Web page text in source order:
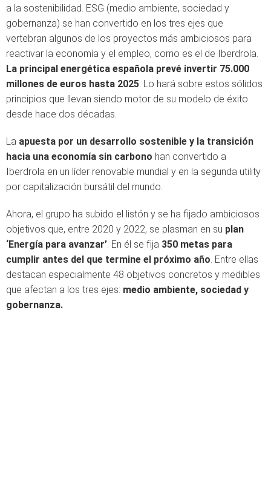
a la sostenibilidad. ESG (medio ambiente, sociedad y
gobernanza) se han convertido en los tres ejes que
vertebran algunos de los proyectos más ambiciosos para
reactivar la economía y el empleo, como es el de Iberdrola.
La principal energética española prevé invertir 75.000
millones de euros hasta 2025. Lo hará sobre estos sólidos
principios que llevan siendo motor de su modelo de éxito
desde hace dos décadas.
La apuesta por un desarrollo sostenible y la transición
hacia una economía sin carbono han convertido a
Iberdrola en un líder renovable mundial y en la segunda utility
por capitalización bursátil del mundo.
Ahora, el grupo ha subido el listón y se ha fijado ambiciosos
objetivos que, entre 2020 y 2022, se plasman en su plan
‘Energía para avanzar’. En él se fija 350 metas para
cumplir antes del que termine el próximo año. Entre ellas
destacan especialmente 48 objetivos concretos y medibles
que afectan a los tres ejes: medio ambiente, sociedad y
gobernanza.